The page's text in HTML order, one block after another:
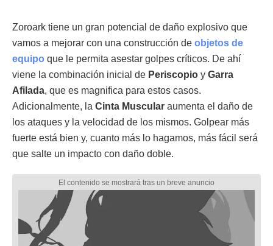
Zoroark tiene un gran potencial de daño explosivo que
vamos a mejorar con una construcción de objetos de
equipo que le permita asestar golpes críticos. De ahí
viene la combinación inicial de Periscopio y Garra
Afilada, que es magnifica para estos casos.
Adicionalmente, la Cinta Muscular aumenta el daño de
los ataques y la velocidad de los mismos. Golpear más
fuerte está bien y, cuanto más lo hagamos, más fácil será
que salte un impacto con daño doble.